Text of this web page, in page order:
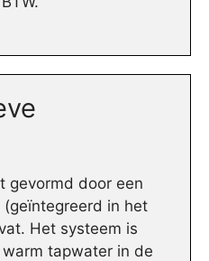
gevormd door een
in het
Het systeem is
tapwater in de